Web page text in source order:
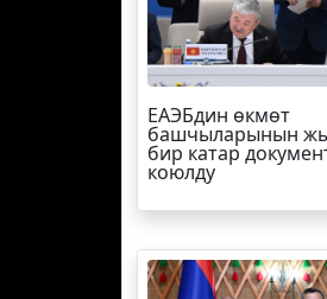
ЕАЭБдин өкмөт
башчыларынын
бир катар
коюлду